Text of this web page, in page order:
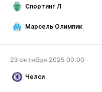
Спортинг Л
Марсель Олимпик
23 октября 2025 00:00
Челси